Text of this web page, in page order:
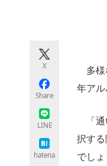
X
Share
LINE
hatena
多様
年アル
「通
択す
でし